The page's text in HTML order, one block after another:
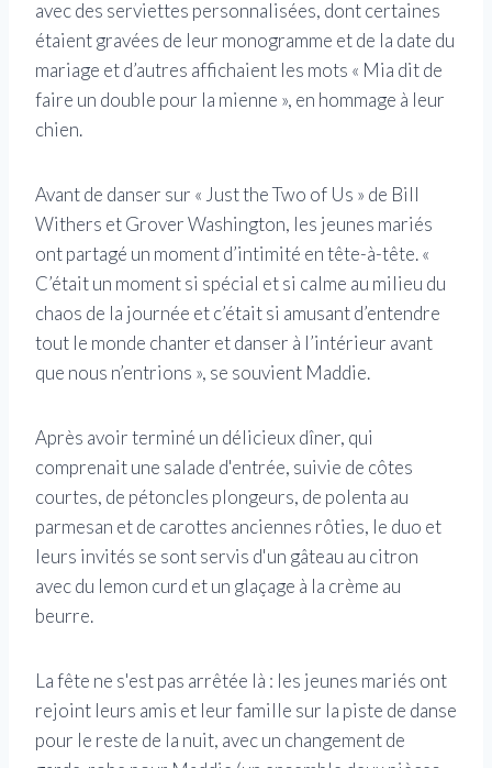
avec des serviettes personnalisées, dont certaines
étaient gravées de leur monogramme et de la date du
mariage et d’autres affichaient les mots « Mia dit de
faire un double pour la mienne », en hommage à leur
chien.
Avant de danser sur « Just the Two of Us » de Bill
Withers et Grover Washington, les jeunes mariés
ont partagé un moment d’intimité en tête-à-tête. «
C’était un moment si spécial et si calme au milieu du
chaos de la journée et c’était si amusant d’entendre
tout le monde chanter et danser à l’intérieur avant
que nous n’entrions », se souvient Maddie.
Après avoir terminé un délicieux dîner, qui
comprenait une salade d'entrée, suivie de côtes
courtes, de pétoncles plongeurs, de polenta au
parmesan et de carottes anciennes rôties, le duo et
leurs invités se sont servis d'un gâteau au citron
avec du lemon curd et un glaçage à la crème au
beurre.
La fête ne s'est pas arrêtée là : les jeunes mariés ont
rejoint leurs amis et leur famille sur la piste de danse
pour le reste de la nuit, avec un changement de